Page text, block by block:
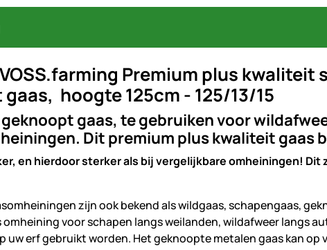
Premium plus kwaliteit
hoogte 125cm - 125/13/15
gaas, te gebruiken voor
Dit premium plus kwaliteit gaas
en hierdoor sterker als bij vergelijkbare omheiningen!
zijn ook bekend als wildgaas, schapengaas,
omheining voor schapen langs weilanden, wildafweer langs
uw erf gebruikt worden. Het geknoopte metalen gaas kan